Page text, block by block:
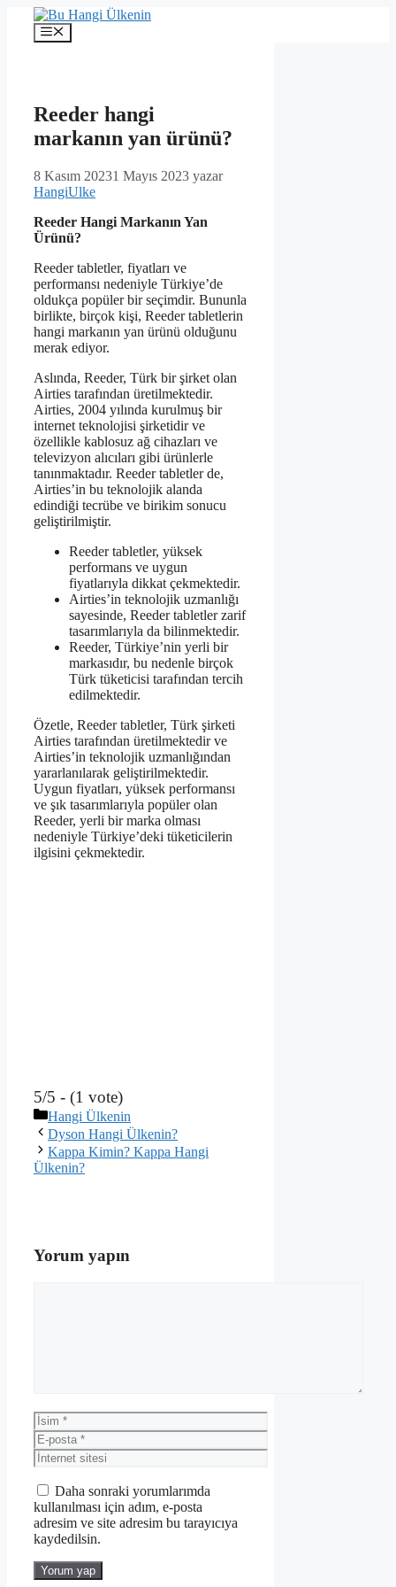
İçeriğe
Menü
Reeder hangi
markanın yan ürünü?
8 Kasım 20231 Mayıs 2023 yazar
HangiUlke
Reeder Hangi Markanın Yan
Ürünü?
Reeder tabletler, fiyatları ve
performansı nedeniyle Türkiye’de
oldukça popüler bir seçimdir. Bununla
birlikte, birçok kişi, Reeder tabletlerin
hangi markanın yan ürünü olduğunu
merak ediyor.
Aslında, Reeder, Türk bir şirket olan
Airties tarafından üretilmektedir.
Airties, 2004 yılında kurulmuş bir
internet teknolojisi şirketidir ve
özellikle kablosuz ağ cihazları ve
televizyon alıcıları gibi ürünlerle
tanınmaktadır. Reeder tabletler de,
Airties’in bu teknolojik alanda
edindiği tecrübe ve birikim sonucu
geliştirilmiştir.
Reeder tabletler, yüksek
performans ve uygun
fiyatlarıyla dikkat çekmektedir.
Airties’in teknolojik uzmanlığı
sayesinde, Reeder tabletler zarif
tasarımlarıyla da bilinmektedir.
Reeder, Türkiye’nin yerli bir
markasıdır, bu nedenle birçok
Türk tüketicisi tarafından tercih
edilmektedir.
Özetle, Reeder tabletler, Türk şirketi
Airties tarafından üretilmektedir ve
Airties’in teknolojik uzmanlığından
yararlanılarak geliştirilmektedir.
Uygun fiyatları, yüksek performansı
ve şık tasarımlarıyla popüler olan
Reeder, yerli bir marka olması
nedeniyle Türkiye’deki tüketicilerin
ilgisini çekmektedir.
5/5 - (1 vote)
Kategoriler
Hangi Ülkenin
Dyson Hangi Ülkenin?
Kappa Kimin? Kappa Hangi
Ülkenin?
Yorum yapın
İsim
E-
posta
İnternet
sitesi
Daha sonraki yorumlarımda
kullanılması için adım, e-posta
adresim ve site adresim bu tarayıcıya
kaydedilsin.